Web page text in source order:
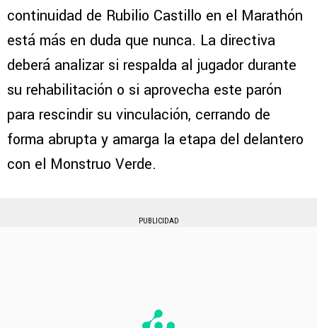
continuidad de Rubilio Castillo en el Marathón
está más en duda que nunca. La directiva
deberá analizar si respalda al jugador durante
su rehabilitación o si aprovecha este parón
para rescindir su vinculación, cerrando de
forma abrupta y amarga la etapa del delantero
con el Monstruo Verde.
PUBLICIDAD